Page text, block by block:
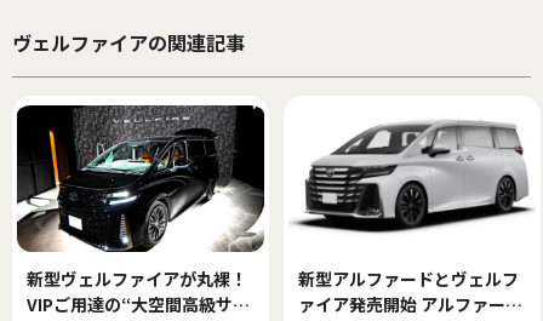
ヴェルファイアの関連記事
新型ヴェルファイアが丸裸！
VIPご用達の“大空間高級サル
新型アルファードとヴェルフ
ァイア発売開始 アルファード